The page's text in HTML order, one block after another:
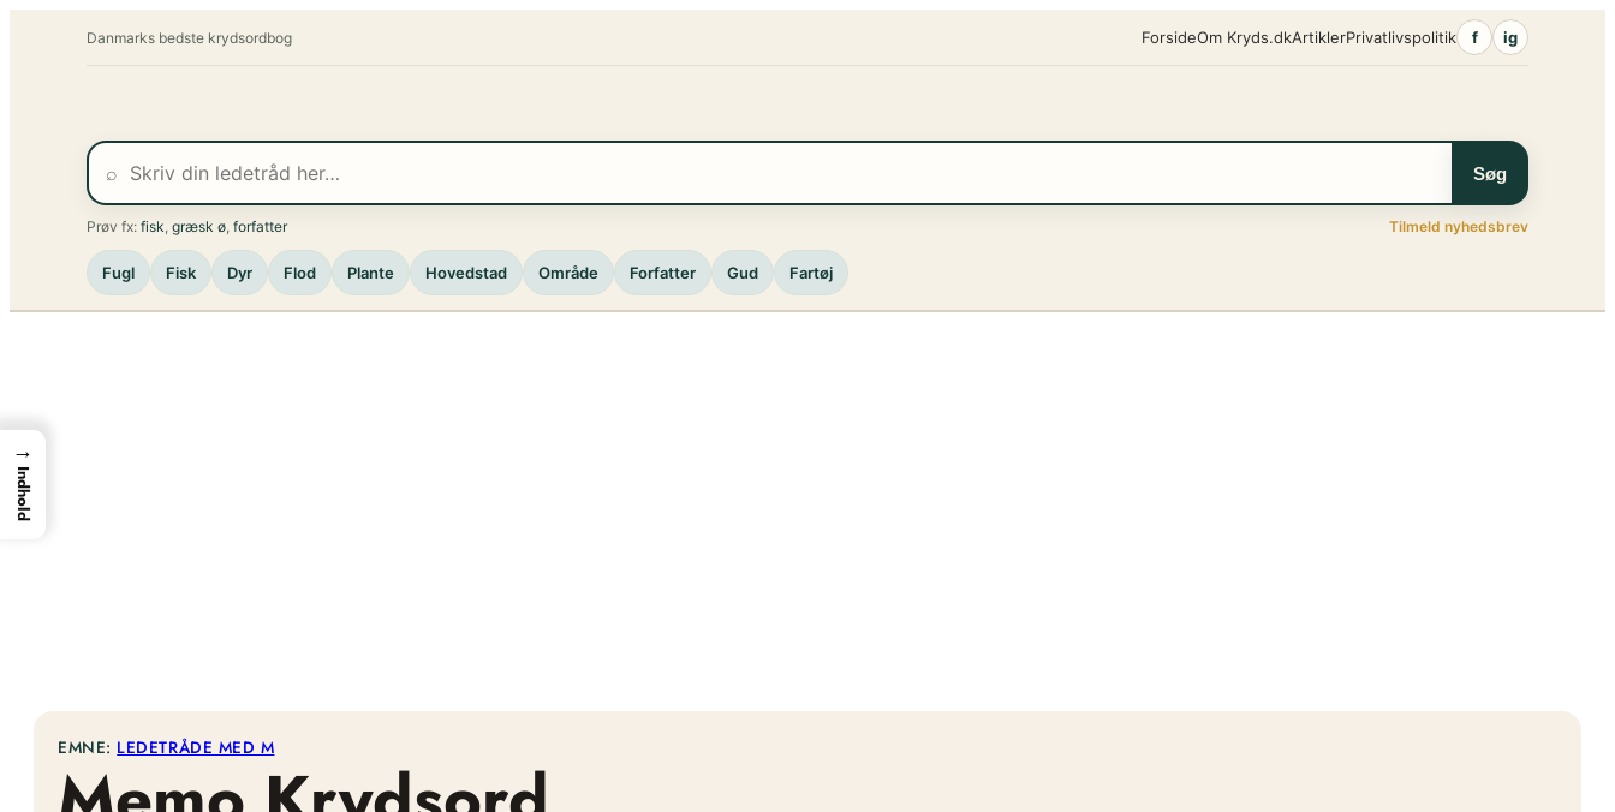
Danmarks bedste krydsordbog ForsideOm Kryds.dkArtiklerPrivatlivspolitik f ig
⌕ Søg
Prøv fx: fisk græsk ø forfatter Tilmeld nyhedsbrev
Fugl Fisk Dyr Flod Plante Hovedstad Område Forfatter Gud Fartøj
EMNE: LEDETRÅDE MED M
→
Indhold